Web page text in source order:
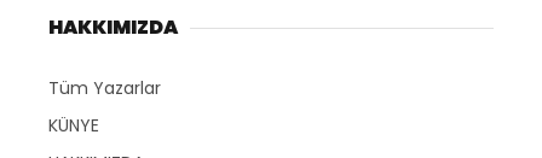
HAKKIMIZDA
Tüm Yazarlar
KÜNYE